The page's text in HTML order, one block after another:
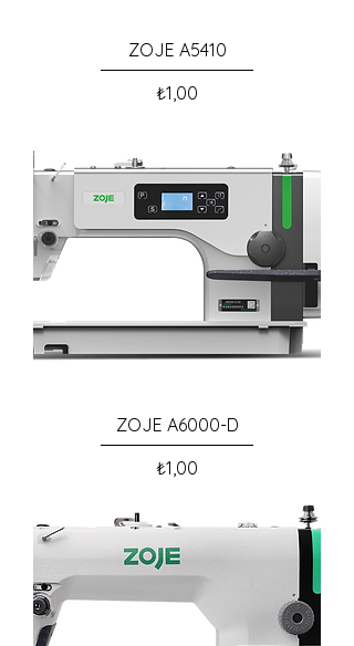
ZOJE A5410
Fiyat
₺1,00
ZOJE A6000-D
Fiyat
₺1,00